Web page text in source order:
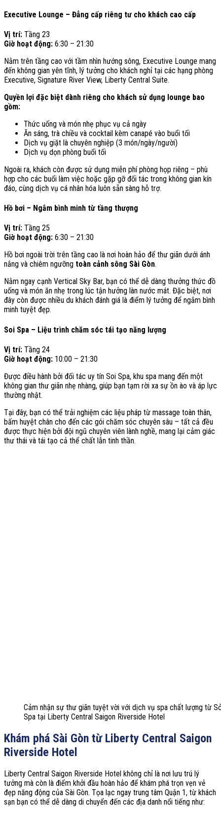
Executive Lounge – Đẳng cấp riêng tư cho khách cao cấp
Vị trí: Tầng 23
Giờ hoạt động: 6:30 – 21:30
Nằm trên tầng cao với tầm nhìn hướng sông, Executive Lounge mang
đến không gian yên tĩnh, lý tưởng cho khách nghỉ tại các hạng phòng
Executive, Signature River View, Liberty Central Suite.
Quyền lợi đặc biệt dành riêng cho khách sử dụng lounge bao
gồm:
Thức uống và món nhẹ phục vụ cả ngày
Ăn sáng, trà chiều và cocktail kèm canapé vào buổi tối
Dịch vụ giặt là chuyên nghiệp (3 món/ngày/người)
Dịch vụ dọn phòng buổi tối
Ngoài ra, khách còn được sử dụng miễn phí phòng họp riêng – phù
hợp cho các buổi làm việc hoặc gặp gỡ đối tác trong không gian kín
đáo, cùng dịch vụ cá nhân hóa luôn sẵn sàng hỗ trợ.
Hồ bơi – Ngắm bình minh từ tầng thượng
Vị trí: Tầng 25
Giờ hoạt động: 6:30 – 21:30
Hồ bơi ngoài trời trên tầng cao là nơi hoàn hảo để thư giãn dưới ánh
nắng và chiêm ngưỡng toàn cảnh sông Sài Gòn.
Nằm ngay cạnh Vertical Sky Bar, bạn có thể dễ dàng thưởng thức đồ
uống và món ăn nhẹ trong lúc tận hưởng làn nước mát. Đặc biệt, nơi
đây còn được nhiều du khách đánh giá là điểm lý tưởng để ngắm bình
minh tuyệt đẹp.
Soi Spa – Liệu trình chăm sóc tái tạo năng lượng
Vị trí: Tầng 24
Giờ hoạt động: 10:00 – 21:30
Được điều hành bởi đối tác uy tín Soi Spa, khu spa mang đến một
không gian thư giãn nhẹ nhàng, giúp bạn tạm rời xa sự ồn ào và áp lực
thường nhật.
Tại đây, bạn có thể trải nghiệm các liệu pháp từ massage toàn thân,
bấm huyệt chân cho đến các gói chăm sóc chuyên sâu – tất cả đều
được thực hiện bởi đội ngũ chuyên viên lành nghề, mang lại cảm giác
thư thái và tái tạo cả thể chất lẫn tinh thần.
Cảm nhận sự thư giãn tuyệt vời với dịch vụ spa chất lượng từ
Spa tại Liberty Central Saigon Riverside Hotel
Khám phá Sài Gòn từ Liberty Central Saigon
Riverside Hotel
Liberty Central Saigon Riverside Hotel không chỉ là nơi lưu trú lý
tưởng mà còn là điểm khởi đầu hoàn hảo để khám phá trọn vẹn vẻ
đẹp năng động của Sài Gòn. Tọa lạc ngay trung tâm Quận 1, từ khách
sạn bạn có thể dễ dàng di chuyển đến các địa danh nổi tiếng như: